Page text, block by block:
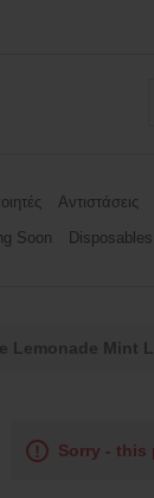
Αντιστάσεις
Soon
Lemonade Mint
Sorry - this